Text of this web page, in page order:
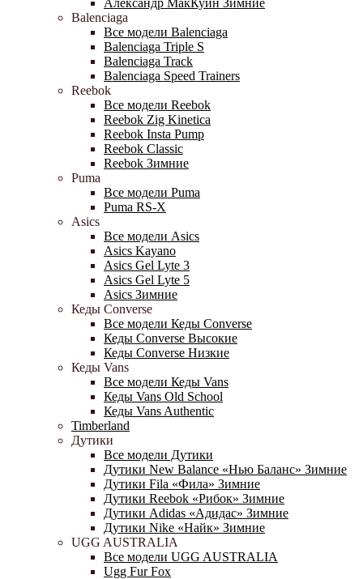
Александр МакКуин Зимние
Balenciaga
Все модели Balenciaga
Balenciaga Triple S
Balenciaga Track
Balenciaga Speed Trainers
Reebok
Все модели Reebok
Reebok Zig Kinetica
Reebok Insta Pump
Reebok Classic
Reebok Зимние
Puma
Все модели Puma
Puma RS-X
Asics
Все модели Asics
Asics Kayano
Asics Gel Lyte 3
Asics Gel Lyte 5
Asics Зимние
Кеды Converse
Все модели Кеды Converse
Кеды Converse Высокие
Кеды Converse Низкие
Кеды Vans
Все модели Кеды Vans
Кеды Vans Old School
Кеды Vans Authentic
Timberland
Дутики
Все модели Дутики
Дутики New Balance «Нью Баланс» Зимние
Дутики Fila «Фила» Зимние
Дутики Reebok «Рибок» Зимние
Дутики Adidas «Адидас» Зимние
Дутики Nike «Найк» Зимние
UGG AUSTRALIA
Все модели UGG AUSTRALIA
Ugg Fur Fox